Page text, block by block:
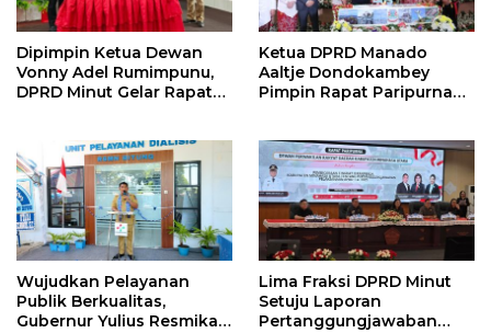
Dipimpin Ketua Dewan
Vonny Adel Rumimpunu,
DPRD Minut Gelar Rapat
Ketua DPRD Manado
Aaltje Dondokambey
Pimpin Rapat Paripurna
Wujudkan Pelayanan
Publik Berkualitas,
Gubernur Yulius Resmikan
Lima Fraksi DPRD Minut
Setuju Laporan
Pertanggungjawaban